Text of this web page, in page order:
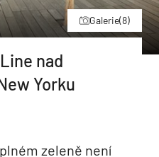
Galerie(8)
nad
Yorku
zeleně není